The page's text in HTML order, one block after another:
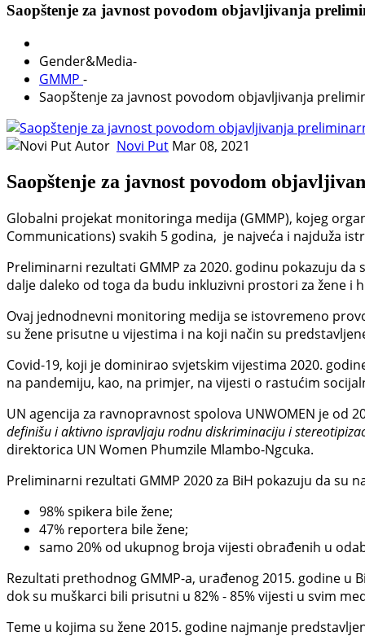
Saopštenje za javnost povodom objavljivanja
Gender&Media-
GMMP -
Saopštenje za javnost povodom objavljivanja
Autor Novi Put Mar 08, 2021
Saopštenje za javnost povodom
Globalni projekat monitoringa medija (GMMP), kojeg
Communications) svakih 5 godina, je najveća i najduža
Preliminarni rezultati GMMP za 2020. godinu pokazuju
dalje daleko od toga da budu inkluzivni prostori za žene i
Ovaj jednodnevni monitoring medija se istovremeno
su žene prisutne u vijestima i na koji način su
Covid-19, koji je dominirao svjetskim vijestima 2020.
na pandemiju, kao, na primjer, na vijesti o rastućim
UN agencija za ravnopravnost spolova UNWOMEN je od
definišu i aktivno ispravljaju rodnu diskriminaciju i
direktorica UN Women Phumzile Mlambo-Ngcuka.
Preliminarni rezultati GMMP 2020 za BiH pokazuju da su
98% spikera bile žene;
47% reportera bile žene;
samo 20% od ukupnog broja vijesti obrađenih u
Rezultati prethodnog GMMP-a, urađenog 2015. godine u
dok su muškarci bili prisutni u 82% - 85% vijesti u svim
Teme u kojima su žene 2015. godine najmanje